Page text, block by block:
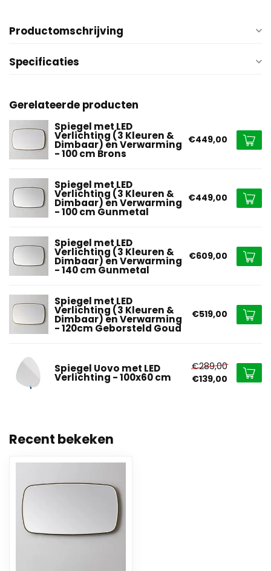
Productomschrijving
Specificaties
Gerelateerde producten
Spiegel met LED
Verlichting (3 Kleuren &
Dimbaar) en Verwarming
- 100 cm Brons
€449,00
Spiegel met LED
Verlichting (3 Kleuren &
Dimbaar) en Verwarming
- 100 cm Gunmetal
€449,00
Spiegel met LED
Verlichting (3 Kleuren &
Dimbaar) en Verwarming
- 140 cm Gunmetal
€609,00
Spiegel met LED
Verlichting (3 Kleuren &
Dimbaar) en Verwarming
- 120cm Geborsteld Goud
€519,00
Spiegel Uovo met LED
Verlichting - 100x60 cm
€289,00
€139,00
Recent bekeken